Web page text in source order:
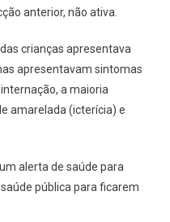
anterior, não ativa.
crianças apresentava
apresentavam sintomas
a maioria
amarelada (icterícia) e
alerta de saúde para
pública para ficarem